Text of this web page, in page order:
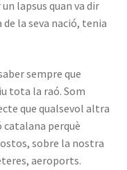
lapsus quan va dir
la seva nació, tenia
sempre que
tota la raó. Som
que qualsevol altra
catalana perquè
sobre la nostra
aeroports.